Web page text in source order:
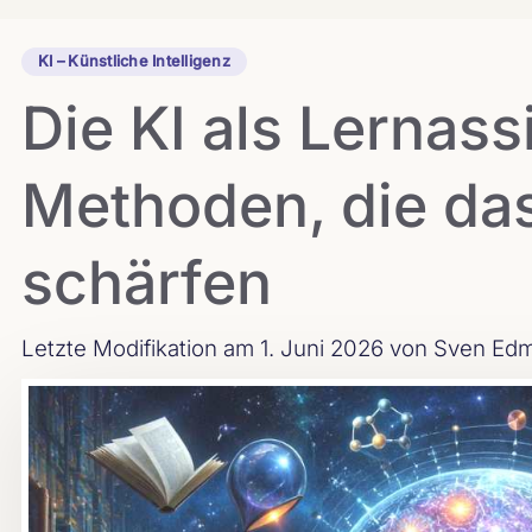
KI – Künstliche Intelligenz
Die KI als
Methoden, die
schärfen
Letzte Modifikation am 1. Juni 2026 von Sven